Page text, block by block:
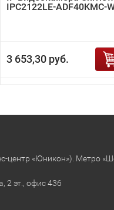
IPC2122LE-ADF40KMC-
3 653,30 руб.
центр «Юникон»). Метро
2 эт., офис 436